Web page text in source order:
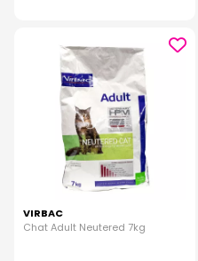
VIRBAC
Chat Adult Neutered 7kg